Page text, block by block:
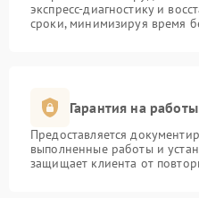
экспресс-диагностику и
сроки, минимизируя время
Гарантия на
Предоставляется
выполненные работы и
защищает клиента от